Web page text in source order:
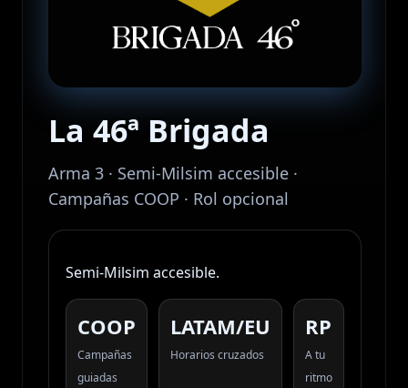
La 46ª Brigada
Arma 3 · Semi-Milsim accesible ·
Campañas COOP · Rol opcional
Semi‑Milsim accesible.
COOP
Campañas
guiadas
LATAM/EU
Horarios cruzados
RP
A tu
ritmo